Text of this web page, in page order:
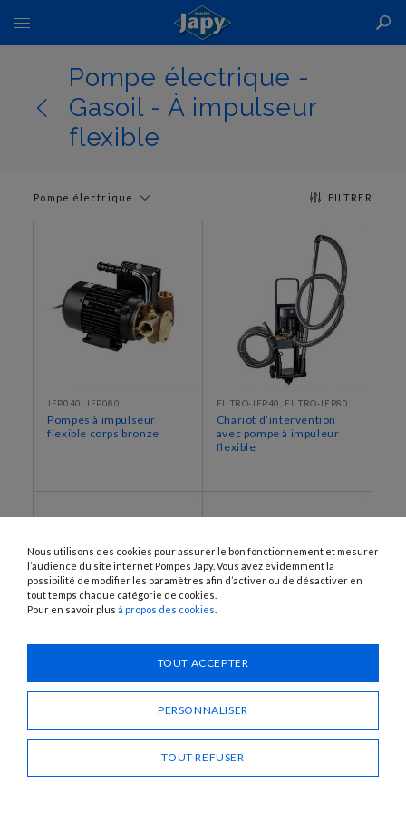
Basculer
la
navigationPompe électrique -
Gasoil - À impulseur
flexible
FILTRER
Pompe électrique
JEP040, JEP080
Pompes à impulseur
flexible corps bronze
FILTRO-JEP40, FILTRO-JEP80
Chariot d’intervention
avec pompe à impuleur
flexible
Pompe avec variateur de
Pompes d'intervention
réversibles 2 sens de
rotation
Nous utilisons des cookies pour assurer le bon fonctionnement et mesurer
l’audience du site internet Pompes Japy. Vous avez évidemment la
possibilité de modifier les paramètres afin d’activer ou de désactiver en
tout temps chaque catégorie de cookies.
Pour en savoir plus à propos des cookies
TOUT ACCEPTER
PERSONNALISER
TOUT REFUSER